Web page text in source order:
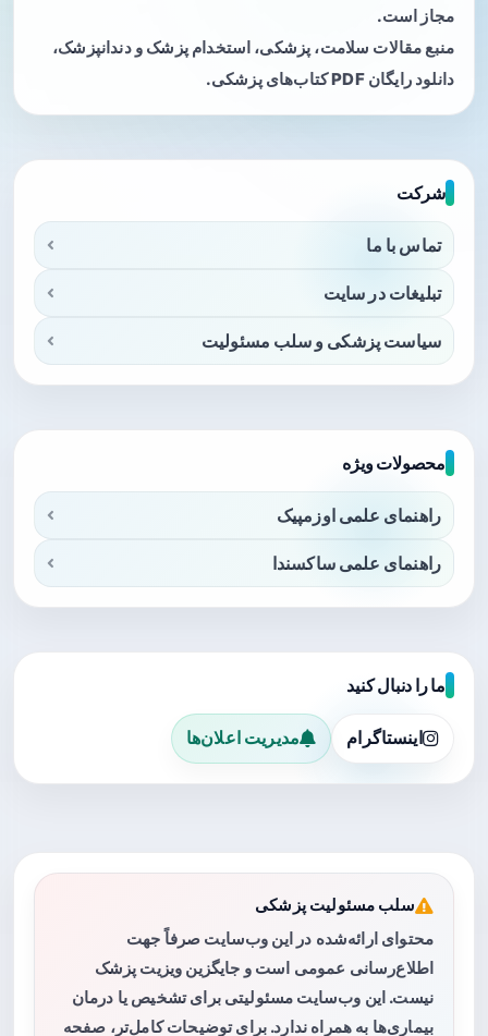
مجاز است.
منبع مقالات سلامت، پزشکی، استخدام پزشک و دندانپزشک،
دانلود رایگان PDF کتاب‌های پزشکی.
شرکت
تماس با ما
تبلیغات در سایت
سیاست پزشکی و سلب مسئولیت
محصولات ویژه
راهنمای علمی اوزمپیک
راهنمای علمی ساکسندا
ما را دنبال کنید
اینستاگرام مدیریت اعلان‌ها
سلب مسئولیت پزشکی
محتوای ارائه‌شده در این وب‌سایت صرفاً جهت
اطلاع‌رسانی عمومی است و جایگزین ویزیت پزشک
نیست. این وب‌سایت مسئولیتی برای تشخیص یا درمان
بیماری‌ها به همراه ندارد. برای توضیحات کامل‌تر، صفحه